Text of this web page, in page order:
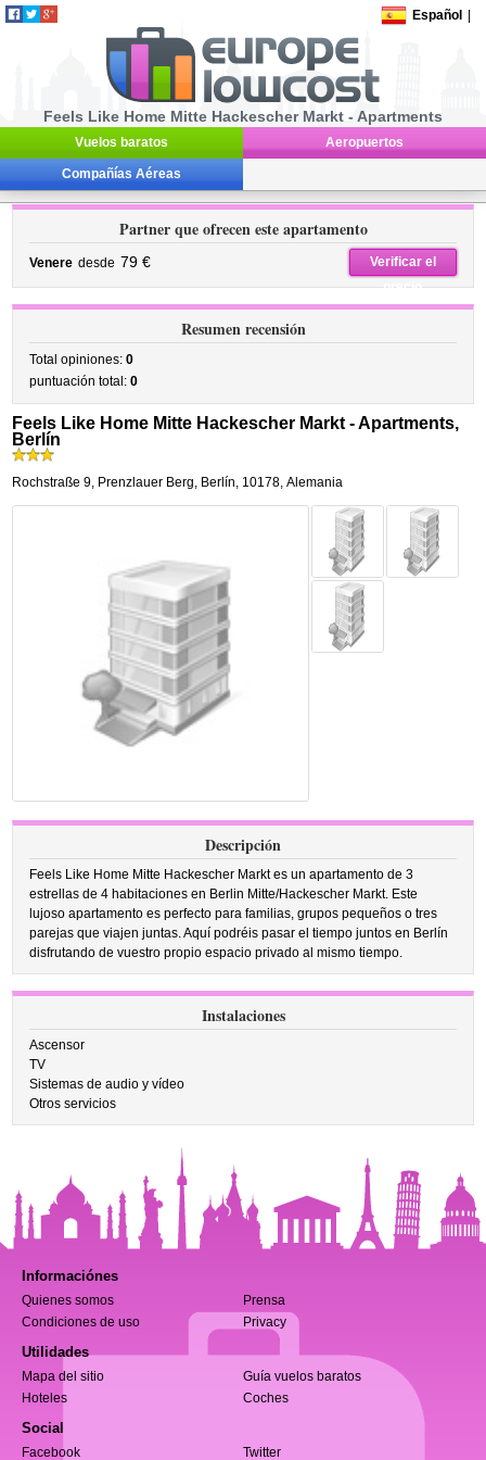
Español
Feels Like Home Mitte Hackescher Markt - Apartments
Vuelos baratos Aeropuertos
Compañías Aéreas
Partner que ofrecen este apartamento
Venere desde 79 €
Verificar el
precio
Resumen recensión
Total opiniones:0
puntuación total:0
Feels Like Home Mitte Hackescher Markt - Apartments,
Berlín
Rochstraße 9, Prenzlauer Berg, Berlín, 10178, Alemania
Descripción
Feels Like Home Mitte Hackescher Markt es un apartamento de 3
estrellas de 4 habitaciones en Berlin Mitte/Hackescher Markt. Este
lujoso apartamento es perfecto para familias, grupos pequeños o tres
parejas que viajen juntas. Aquí podréis pasar el tiempo juntos en Berlín
disfrutando de vuestro propio espacio privado al mismo tiempo.
Instalaciones
Ascensor
TV
Sistemas de audio y vídeo
Otros servicios
Informaciónes
Quienes somos
Prensa
Condiciones de uso
Privacy
Utilidades
Mapa del sitio
Guía vuelos baratos
Hoteles
Coches
Social
Facebook Twitter